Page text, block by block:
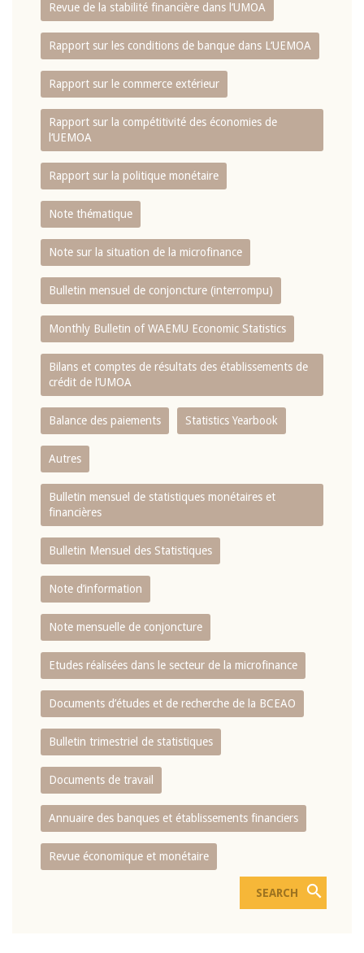
Revue de la stabilité financière dans l‘UMOA
Rapport sur les conditions de banque dans L‘UEMOA
Rapport sur le commerce extérieur
Rapport sur la compétitivité des économies de
l‘UEMOA
Rapport sur la politique monétaire
Note thématique
Note sur la situation de la microfinance
Bulletin mensuel de conjoncture (interrompu)
Monthly Bulletin of WAEMU Economic Statistics
Bilans et comptes de résultats des établissements de
crédit de l‘UMOA
Balance des paiements Statistics Yearbook
Autres
Bulletin mensuel de statistiques monétaires et
financières
Bulletin Mensuel des Statistiques
Note d’information
Note mensuelle de conjoncture
Etudes réalisées dans le secteur de la microfinance
Documents d’études et de recherche de la BCEAO
Bulletin trimestriel de statistiques
Documents de travail
Annuaire des banques et établissements financiers
Revue économique et monétaire